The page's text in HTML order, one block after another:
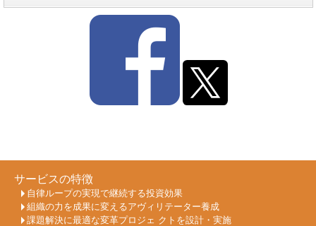
サービスの特徴
自律ループの実現で継続する投資効果
組織の力を成果に変えるアヴィリテーター養成
課題解決に最適な変革プロジェ クトを設計・実施